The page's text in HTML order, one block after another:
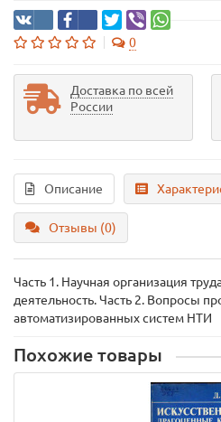
0
Доставка по всей
России
Описание
Отзывы (0)
Часть 1. Научная организация
деятельность. Часть 2. Вопросы
автоматизированных систем НТИ
Похожие товары